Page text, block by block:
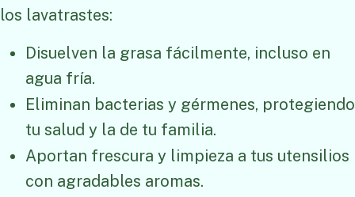
los lavatrastes:
Disuelven la grasa fácilmente, incluso en
agua fría.
Eliminan bacterias y gérmenes, protegiendo
tu salud y la de tu familia.
Aportan frescura y limpieza a tus utensilios
con agradables aromas.